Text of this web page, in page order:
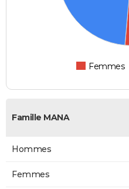
Femmes
Famille MANA
Hommes
Femmes